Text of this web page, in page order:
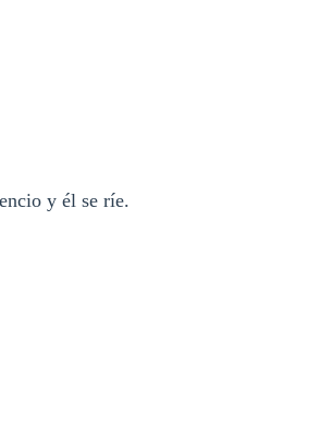
y él se ríe.